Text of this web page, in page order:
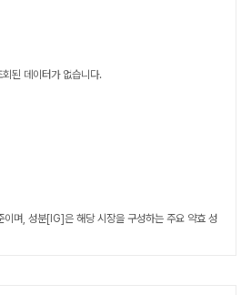
회된 데이터가 없습니다.
며, 성분[IG]은 해당 시장을 구성하는 주요 약효 성